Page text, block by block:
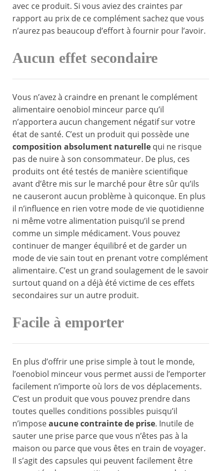
avec ce produit. Si vous aviez des craintes par
rapport au prix de ce complément sachez que vous
n’aurez pas beaucoup d’effort à fournir pour l’avoir.
Aucun effet secondaire
Vous n’avez à craindre en prenant le complément
alimentaire oenobiol minceur parce qu’il
n’apportera aucun changement négatif sur votre
état de santé. C’est un produit qui possède une
composition absolument naturelle qui ne risque
pas de nuire à son consommateur. De plus, ces
produits ont été testés de manière scientifique
avant d’être mis sur le marché pour être sûr qu’ils
ne causeront aucun problème à quiconque. En plus
il n’influence en rien votre mode de vie quotidienne
ni même votre alimentation puisqu’il se prend
comme un simple médicament. Vous pouvez
continuer de manger équilibré et de garder un
mode de vie sain tout en prenant votre complément
alimentaire. C’est un grand soulagement de le savoir
surtout quand on a déjà été victime de ces effets
secondaires sur un autre produit.
Facile à emporter
En plus d’offrir une prise simple à tout le monde,
l’oenobiol minceur vous permet aussi de l’emporter
facilement n’importe où lors de vos déplacements.
C’est un produit que vous pouvez prendre dans
toutes quelles conditions possibles puisqu’il
n’imposeaucune contrainte de prise. Inutile de
sauter une prise parce que vous n’êtes pas à la
maison ou parce que vous êtes en train de voyager.
Il s’agit des capsules qui peuvent facilement être